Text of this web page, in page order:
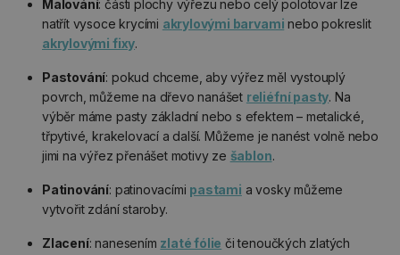
Malování: části plochy výřezu nebo celý polotovar lze
natřít vysoce krycími akrylovými barvami nebo pokreslit
akrylovými fixy.
Pastování: pokud chceme, aby výřez měl vystouplý
povrch, můžeme na dřevo nanášet reliéfní pasty. Na
výběr máme pasty základní nebo s efektem – metalické,
třpytivé, krakelovací a další. Můžeme je nanést volně nebo
jimi na výřez přenášet motivy ze šablon.
Patinování: patinovacími pastami a vosky můžeme
vytvořit zdání staroby.
Zlacení: nanesením zlaté fólie či tenoučkých zlatých